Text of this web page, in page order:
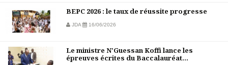
BEPC 2026 : le taux de réussite progresse
JDA 16/06/2026
Le ministre N'Guessan Koffi lance les
épreuves écrites du Baccalauréat...